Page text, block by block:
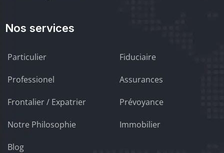
Nos services
Particulier
Professionel
Frontalier / Expatrier
Notre Philosophie
Blog
Fiduciaire
Assurances
Prévoyance
Immobilier